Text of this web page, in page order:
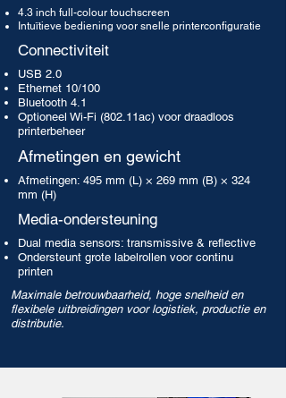
4.3 inch full-colour touchscreen
Intuïtieve bediening voor snelle printerconfiguratie
Connectiviteit
USB 2.0
Ethernet 10/100
Bluetooth 4.1
Optioneel Wi-Fi (802.11ac) voor draadloos
printerbeheer
Afmetingen en gewicht
Afmetingen: 495 mm (L) × 269 mm (B) × 324
mm (H)
Media-ondersteuning
Dual media sensors: transmissive & reflective
Ondersteunt grote labelrollen voor continu
printen
Maximale betrouwbaarheid, hoge snelheid en
flexibele uitbreidingen voor logistiek, productie en
distributie.